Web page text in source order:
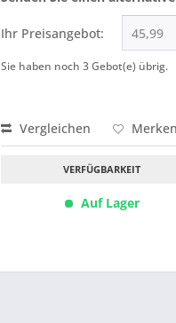
Ihr Preisangebot:
Sie haben noch 3Gebot(e) übrig.
Vergleichen Merken
VERFÜGBARKEIT
Auf Lager